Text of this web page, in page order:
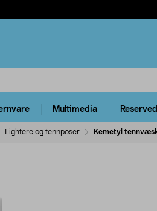
Multimedia
Lightere og tennposer Kemetyl